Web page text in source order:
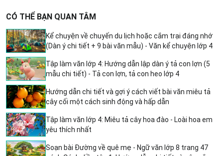
CÓ THỂ BẠN QUAN TÂM
Kể chuyện về chuyến du lịch hoặc cắm trại đáng nhớ
(Dàn ý chi tiết + 9 bài văn mẫu) - Văn kể chuyện lớp 4
Tập làm văn lớp 4: Hướng dẫn lập dàn ý tả con lợn (5
mẫu chi tiết) - Tả con lợn, tả con heo lớp 4
Hướng dẫn chi tiết và gợi ý cách viết bài văn miêu tả
cây cối một cách sinh động và hấp dẫn
Tập làm văn lớp 4: Miêu tả cây hoa đào - Loài hoa em
yêu thích nhất
Soạn bài Đường về quê mẹ - Ngữ văn lớp 8 trang 47